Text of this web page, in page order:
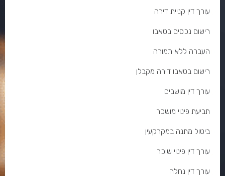
עורך דין קניית דירה
רישום נכסים בטאבו
העברה ללא תמורה
רישום בטאבו דירה מקבלן
עורך דין מושבים
תביעת פינוי מושכר
ביטול מתנה במקרקעין
עורך דין פינוי שוכר
עורך דין נחלה